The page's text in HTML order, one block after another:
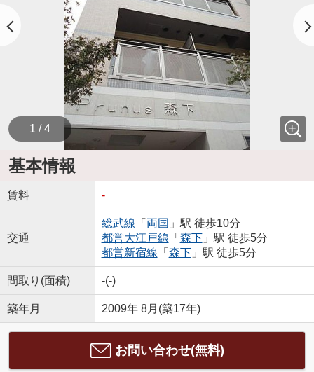
1 / 4
基本情報
賃料 -
交通
総武線 「 両国 」駅 徒歩10分
都営大江戸線 「 森下」駅 徒歩5分
都営新宿線 「 森下」駅 徒歩5分
間取り(面積) -(-)
築年月 2009年 8月(築17年)
お問い合わせ(無料)